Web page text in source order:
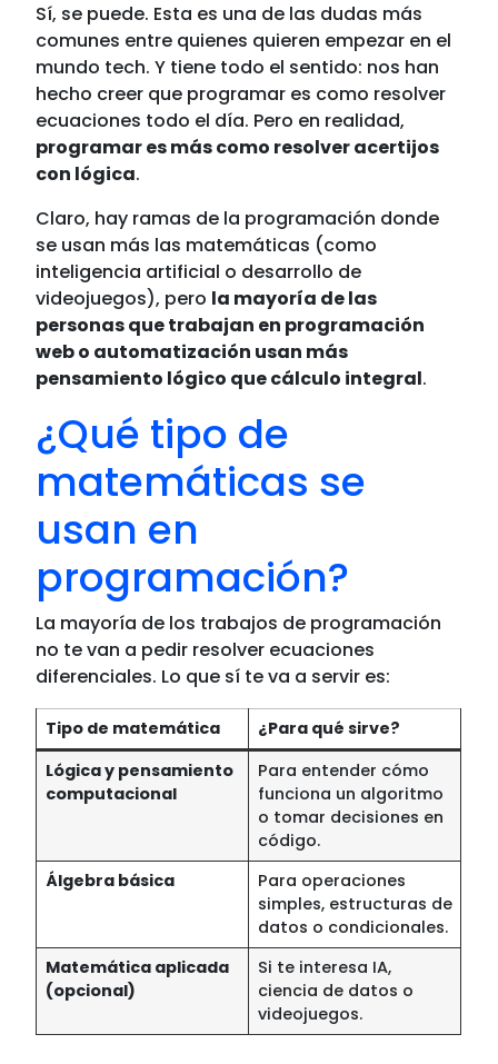
Sí, se puede. Esta es una de las dudas más
comunes entre quienes quieren empezar en el
mundo tech. Y tiene todo el sentido: nos han
hecho creer que programar es como resolver
ecuaciones todo el día. Pero en realidad,
programar es más como resolver acertijos
con lógica.
Claro, hay ramas de la programación donde
se usan más las matemáticas (como
inteligencia artificial o desarrollo de
videojuegos), pero la mayoría de las
personas que trabajan en programación
web o automatización usan más
pensamiento lógico que cálculo integral.
¿Qué tipo de
matemáticas se
usan en
programación?
La mayoría de los trabajos de programación
no te van a pedir resolver ecuaciones
diferenciales. Lo que sí te va a servir es:
Tipo de matemática
¿Para qué sirve?
Lógica y pensamiento
computacional
Para entender cómo
funciona un algoritmo
o tomar decisiones en
código.
Álgebra básica
Para operaciones
simples, estructuras de
datos o condicionales.
Matemática aplicada
(opcional)
Si te interesa IA,
ciencia de datos o
videojuegos.